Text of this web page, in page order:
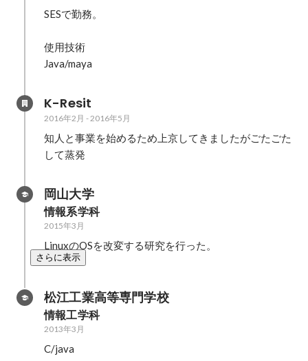
SESで勤務。
使用技術
Java/maya
K-Resit
2016年2月 -2016年5月
知人と事業を始めるため上京してきましたがごたごた
して蒸発
岡山大学
情報系学科
2015年3月
LinuxのOSを改変する研究を行った。
さらに表示
松江工業高等専門学校
情報工学科
2013年3月
C/java